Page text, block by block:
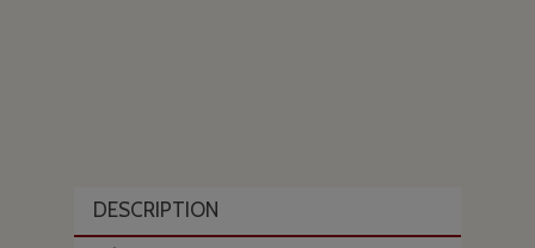
DESCRIPTION